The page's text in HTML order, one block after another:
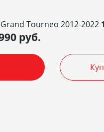
Tourneo 2012-2022
руб.